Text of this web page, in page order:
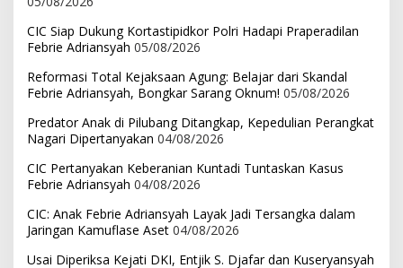
CIC Siap Dukung Kortastipidkor Polri Hadapi Praperadilan
Febrie Adriansyah 05/08/2026
Reformasi Total Kejaksaan Agung: Belajar dari Skandal
Febrie Adriansyah, Bongkar Sarang Oknum! 05/08/2026
Predator Anak di Pilubang Ditangkap, Kepedulian Perangkat
Nagari Dipertanyakan 04/08/2026
CIC Pertanyakan Keberanian Kuntadi Tuntaskan Kasus
Febrie Adriansyah 04/08/2026
CIC: Anak Febrie Adriansyah Layak Jadi Tersangka dalam
Jaringan Kamuflase Aset 04/08/2026
Usai Diperiksa Kejati DKI, Entjik S. Djafar dan Kuseryansyah